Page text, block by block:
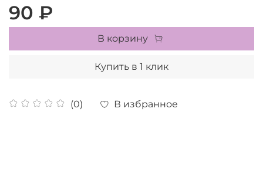
(0) В избранное
90 ₽
В корзину
Купить в 1 клик